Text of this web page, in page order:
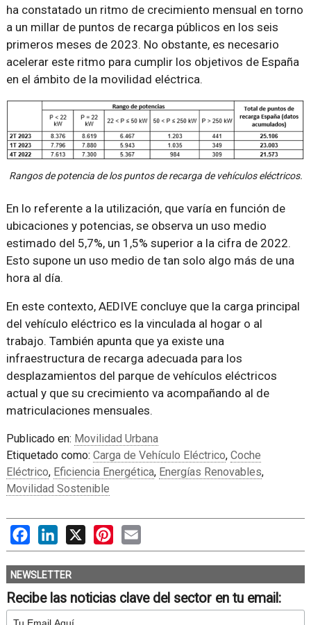
ha constatado un ritmo de crecimiento mensual en torno
a un millar de puntos de recarga públicos en los seis
primeros meses de 2023. No obstante, es necesario
acelerar este ritmo para cumplir los objetivos de España
en el ámbito de la movilidad eléctrica.
Rangos de potencia de los puntos de recarga de vehículos eléctricos.
En lo referente a la utilización, que varía en función de
ubicaciones y potencias, se observa un uso medio
estimado del 5,7%, un 1,5% superior a la cifra de 2022.
Esto supone un uso medio de tan solo algo más de una
hora al día.
En este contexto, AEDIVE concluye que la carga principal
del vehículo eléctrico es la vinculada al hogar o al
trabajo. También apunta que ya existe una
infraestructura de recarga adecuada para los
desplazamientos del parque de vehículos eléctricos
actual y que su crecimiento va acompañando al de
matriculaciones mensuales.
Publicado en: Movilidad Urbana
Etiquetado como: Carga de Vehículo Eléctrico, Coche
Eléctrico, Eficiencia Energética, Energías Renovables,
Movilidad Sostenible
FacebookLinkedIn
X PinterestEmail
NEWSLETTER
Recibe las noticias clave del sector en tu email: